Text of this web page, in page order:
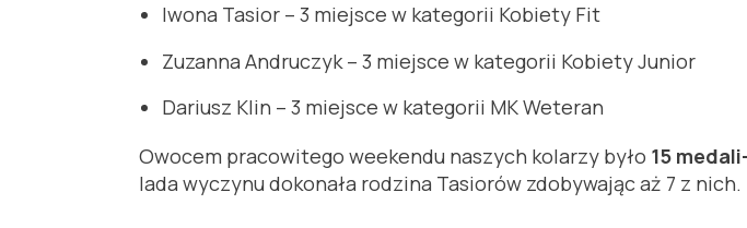
Iwona Tasior – 3 miejsce w kategorii Kobiety Fit
Zuzanna Andruczyk – 3 miejsce w kategorii Kobiety Junior
Dariusz Klin – 3 miejsce w kategorii MK Weteran
Owocem pracowitego weekendu naszych kolarzy było 15
lada wyczynu dokonała rodzina Tasiorów zdobywając aż 7 z nich.